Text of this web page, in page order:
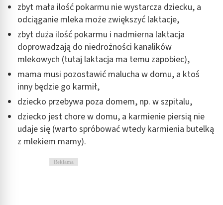
zbyt mała ilość pokarmu nie wystarcza dziecku, a
odciąganie mleka może zwiększyć laktacje,
zbyt duża ilość pokarmu i nadmierna laktacja
doprowadzają do niedrożności kanalików
mlekowych (tutaj laktacja ma temu zapobiec),
mama musi pozostawić malucha w domu, a ktoś
inny będzie go karmił,
dziecko przebywa poza domem, np. w szpitalu,
dziecko jest chore w domu, a karmienie piersią nie
udaje się (warto spróbować wtedy karmienia butelką
z mlekiem mamy).
Reklama
Reklama / śledzenie